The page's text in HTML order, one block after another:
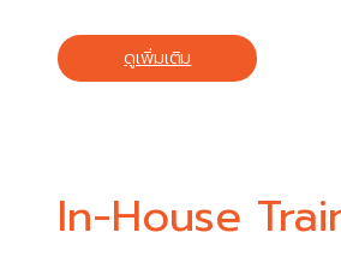
ดูเพิ่มเติม
In-House